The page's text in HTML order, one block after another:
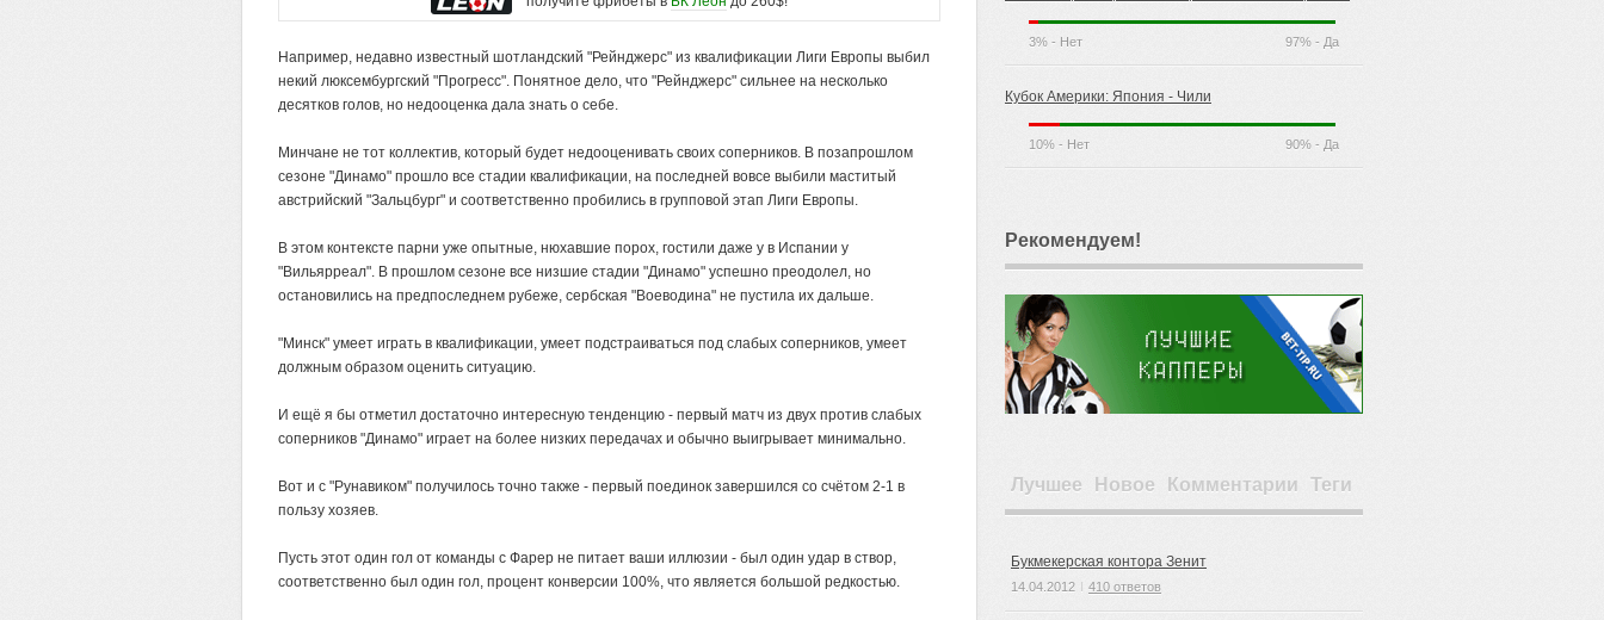
Например, недавно известный шотландский "Рейнджерс" из квалификации Лиги Европы выбил
некий люксембургский "Прогресс". Понятное дело, что "Рейнджерс" сильнее на несколько
десятков голов, но недооценка дала знать о себе.
Минчане не тот коллектив, который будет недооценивать своих соперников. В позапрошлом
сезоне "Динамо" прошло все стадии квалификации, на последней вовсе выбили маститый
австрийский "Зальцбург" и соответственно пробились в групповой этап Лиги Европы.
В этом контексте парни уже опытные, нюхавшие порох, гостили даже у в Испании у
"Вильярреал". В прошлом сезоне все низшие стадии "Динамо" успешно преодолел, но
остановились на предпоследнем рубеже, сербская "Воеводина" не пустила их дальше.
"Минск" умеет играть в квалификации, умеет подстраиваться под слабых соперников, умеет
должным образом оценить ситуацию.
И ещё я бы отметил достаточно интересную тенденцию - первый матч из двух против слабых
соперников "Динамо" играет на более низких передачах и обычно выигрывает минимально.
Вот и с "Рунавиком" получилось точно также - первый поединок завершился со счётом 2-1 в
пользу хозяев.
Пусть этот один гол от команды с Фарер не питает ваши иллюзии - был один удар в створ,
соответственно был один гол, процент конверсии 100%, что является большой редкостью.
3% - Нет 97% - Да
Кубок Америки: Япония - Чили
10% - Нет 90% - Да
Рекомендуем!
Лучшее Новое Комментарии Теги
Букмекерская контора Зенит
14.04.2012 410 ответов